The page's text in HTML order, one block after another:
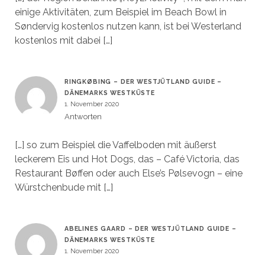
einige Aktivitäten, zum Beispiel im Beach Bowl in
Søndervig kostenlos nutzen kann, ist bei Westerland
kostenlos mit dabei […]
RINGKØBING – DER WESTJÜTLAND GUIDE –
DÄNEMARKS WESTKÜSTE
1. November 2020
Antworten
[…] so zum Beispiel die Vaffelboden mit äußerst
leckerem Eis und Hot Dogs, das – Café Victoria, das
Restaurant Bøffen oder auch Else’s Pølsevogn – eine
Würstchenbude mit […]
ABELINES GAARD – DER WESTJÜTLAND GUIDE –
DÄNEMARKS WESTKÜSTE
1. November 2020